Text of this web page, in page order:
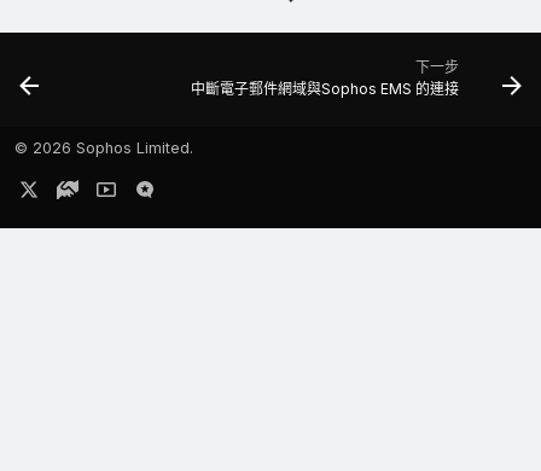
下一步
中斷電子郵件網域與Sophos EMS 的連接
© 2026 Sophos Limited.